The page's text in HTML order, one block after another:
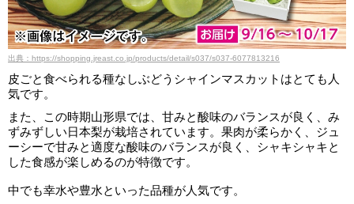
出典：https://shopping.jreast.co.jp/products/detail/s037/s037-6077813216
皮ごと食べられる種なしぶどうシャインマスカットはとても人
気です。
また、この時期山形県では、甘みと酸味のバランスが良く、み
ずみずしい日本梨が栽培されています。果肉が柔らかく、ジュ
ーシーで甘みと適度な酸味のバランスが良く、シャキシャキと
した食感が楽しめるのが特徴です。
中でも幸水や豊水といった品種が人気です。